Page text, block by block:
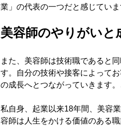
業」の代表の一つだと感じていま
美容師のやりがいと
また、美容師は技術職であると
す。自分の技術や接客によって
の成長へとつながっていきます
私自身、起業以来18年間、美容
容師は人生をかける価値のある